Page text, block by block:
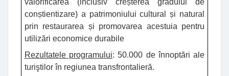
valorificarea (inclusiv creșterea gradului de
conștientizare) a patrimoniului cultural și natural
prin restaurarea și promovarea acestuia pentru
utilizări economice durabile
Rezultatele programului: 50.000 de înnoptări ale
turiştilor în regiunea transfrontalieră.